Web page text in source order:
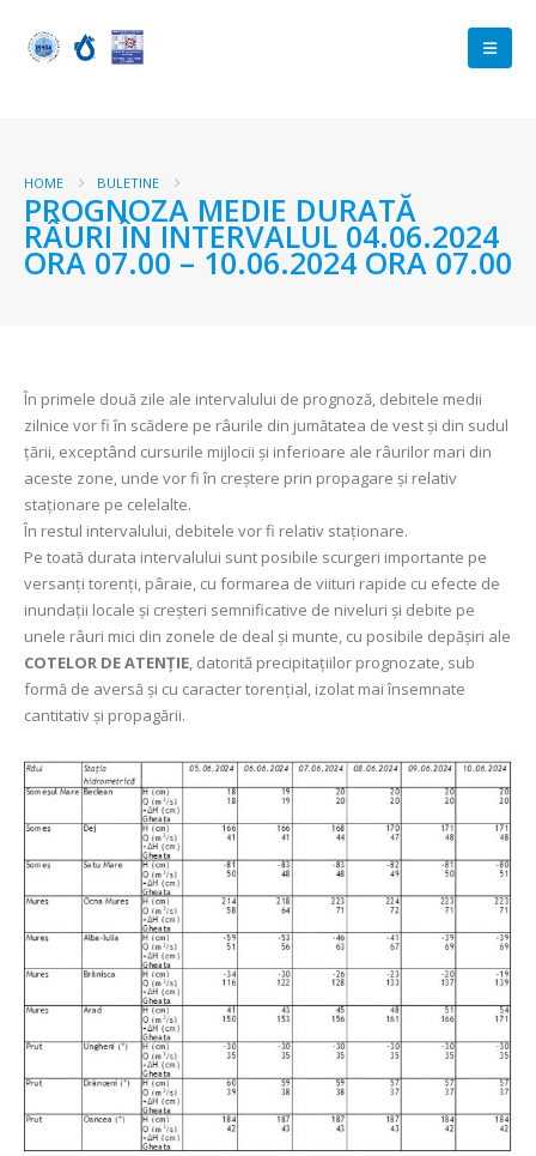
HOME BULETINE
PROGNOZA MEDIE DURATĂ
RÂURI ÎN INTERVALUL 04.06.2024
ORA 07.00 – 10.06.2024 ORA 07.00
În primele două zile ale intervalului de prognoză, debitele medii
zilnice vor fi în scădere pe râurile din jumătatea de vest şi din sudul
țării, exceptând cursurile mijlocii şi inferioare ale râurilor mari din
aceste zone, unde vor fi în creştere prin propagare şi relativ
staționare pe celelalte.
În restul intervalului, debitele vor fi relativ staționare.
Pe toată durata intervalului sunt posibile scurgeri importante pe
versanți torenți, pâraie, cu formarea de viituri rapide cu efecte de
inundații locale și creșteri semnificative de niveluri și debite pe
unele râuri mici din zonele de deal şi munte, cu posibile depășiri ale
COTELOR DE ATENȚIE, datorită precipitațiilor prognozate, sub
formă de aversă și cu caracter torențial, izolat mai însemnate
cantitativ şi propagării.